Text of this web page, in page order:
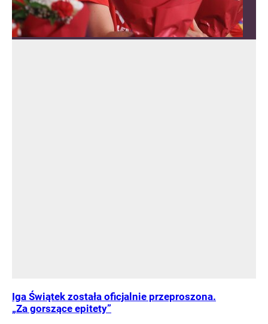
Iga Świątek została oficjalnie przeproszona.
„Za gorszące epitety”